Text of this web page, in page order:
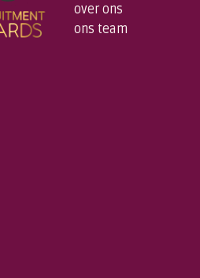
over ons
ons team